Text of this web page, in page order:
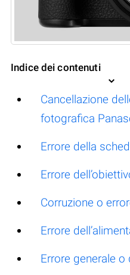
Indice dei contenuti
Cancellazione
fotografica
Errore della
Errore
Corruzione o
Errore
Errore generale